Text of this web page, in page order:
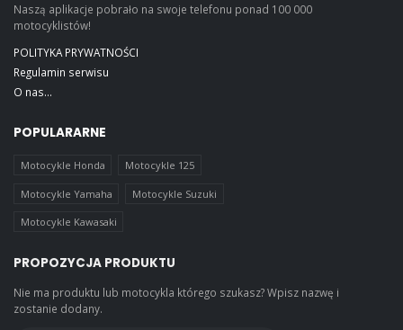
Naszą aplikacje pobrało na swoje telefonu ponad 100 000
motocyklistów!
POLITYKA PRYWATNOŚCI
Regulamin serwisu
O nas...
POPULARARNE
Motocykle Honda Motocykle 125
Motocykle Yamaha Motocykle Suzuki
Motocykle Kawasaki
PROPOZYCJA PRODUKTU
Nie ma produktu lub motocykla którego szukasz? Wpisz nazwę i
zostanie dodany.